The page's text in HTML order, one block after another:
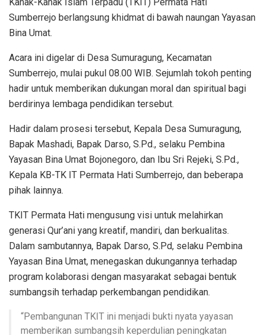
Sumberrejo berlangsung khidmat di bawah naungan Yayasan
Bina Umat.
Acara ini digelar di Desa Sumuragung, Kecamatan
Sumberrejo, mulai pukul 08.00 WIB. Sejumlah tokoh penting
hadir untuk memberikan dukungan moral dan spiritual bagi
berdirinya lembaga pendidikan tersebut.
Hadir dalam prosesi tersebut, Kepala Desa Sumuragung,
Bapak Mashadi, Bapak Darso, S.Pd., selaku Pembina
Yayasan Bina Umat Bojonegoro, dan Ibu Sri Rejeki, S.Pd.,
Kepala KB-TK IT Permata Hati Sumberrejo, dan beberapa
pihak lainnya.
TKIT Permata Hati mengusung visi untuk melahirkan
generasi Qur’ani yang kreatif, mandiri, dan berkualitas.
Dalam sambutannya, Bapak Darso, S.Pd, selaku Pembina
Yayasan Bina Umat, menegaskan dukungannya terhadap
program kolaborasi dengan masyarakat sebagai bentuk
sumbangsih terhadap perkembangan pendidikan.
“Pembangunan TKIT ini menjadi bukti nyata yayasan
memberikan sumbangsih keperdulian peningkatan